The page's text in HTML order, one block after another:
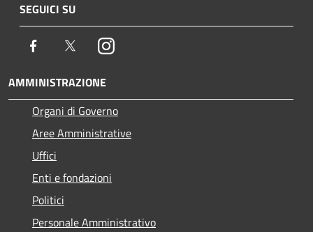
SEGUICI SU
Facebook TwitterInstagram
AMMINISTRAZIONE
Organi di Governo
Aree Amministrative
Uffici
Enti e fondazioni
Politici
Personale Amministrativo